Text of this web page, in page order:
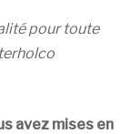
pour toute
avez mises en